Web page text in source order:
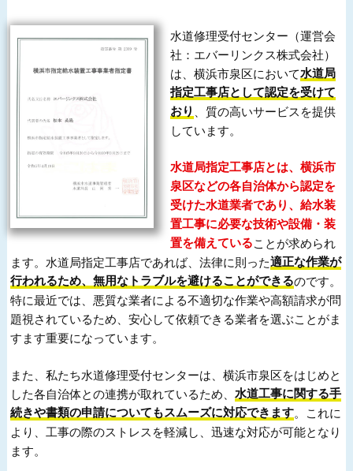
水道修理受付センター（運営会
社：エバーリンクス株式会社）
は、横浜市泉区において水道局
指定工事店として認定を受けて
おり
、質の高いサービスを提供
しています。
水道局指定工事店とは、横浜市
泉区などの各自治体から認定を
受けた水道業者であり、給水装
置工事に必要な技術や設備・装
置を備えていることが求められ
ます。水道局指定工事店であれば、法律に則った適正な作業が
行われるため、無用なトラブルを避けることができるのです。
特に最近では、悪質な業者による不適切な作業や高額請求が問
題視されているため、安心して依頼できる業者を選ぶことがま
すます重要になっています。
また、私たち水道修理受付センターは、横浜市泉区をはじめと
した各自治体との連携が取れているため、水道工事に関する手
続きや書類の申請についてもスムーズに対応できます。これに
より、工事の際のストレスを軽減し、迅速な対応が可能となり
ます。